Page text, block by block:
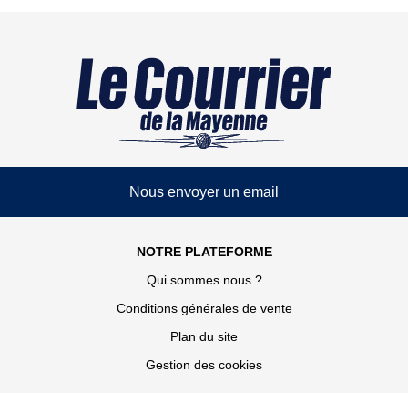
Nous envoyer un email
NOTRE PLATEFORME
Qui sommes nous ?
Conditions générales de vente
Plan du site
Gestion des cookies